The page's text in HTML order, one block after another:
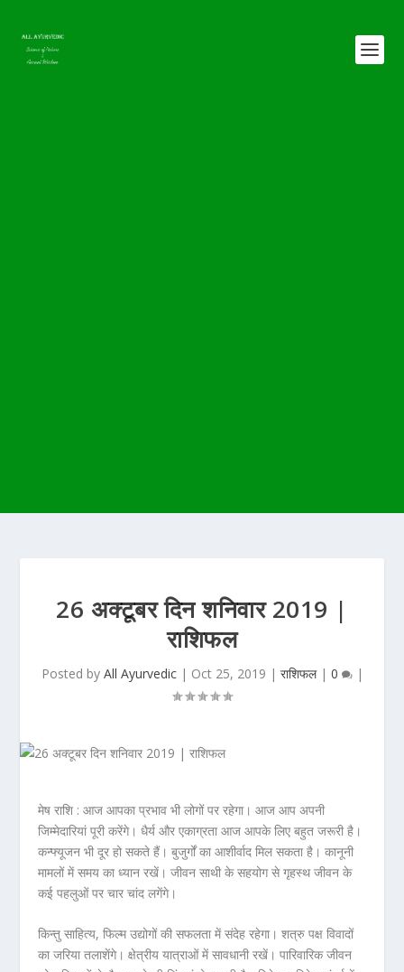
26 अक्टूबर दिन शनिवार 2019 |
राशिफल
Posted by All Ayurvedic| Oct 25, 2019 | राशिफल| 0 |
मेष राशि : आज आपका प्रभाव भी लोगों पर रहेगा। आज आप अपनी
जिम्मेदारियां पूरी करेंगे। धैर्य और एकाग्रता आज आपके लिए बहुत जरूरी है।
कन्फ्यूजन भी दूर हो सकते हैं। बुजुर्गों का आशीर्वाद मिल सकता है। कानूनी
मामलों में समय का ध्यान रखें। जीवन साथी के सहयोग से गृहस्थ जीवन के
कई पहलुओं पर चार चांद लगेंगे।
किन्तु साहित्य, फिल्म उद्योगों की सफलता में संदेह रहेगा। शत्रु पक्ष विवादों
का जरिया तलाशेंगे। क्षेत्रीय यात्राओं में सावधानी रखें। पारिवारिक जीवन